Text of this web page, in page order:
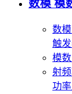
数模 模
数模
触
模数
射
功